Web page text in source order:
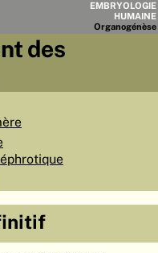
EMBRYOLOGIE
HUMAINE
Organogénèse
CHAPITRES
◀PAGES▶
des